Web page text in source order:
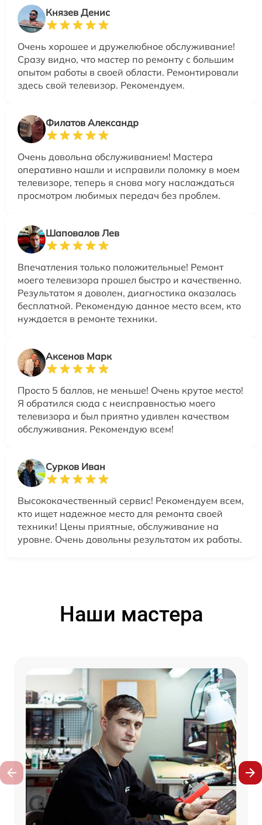
Князев Денис
Очень хорошее и дружелюбное обслуживание!
Сразу видно, что мастер по ремонту с большим
опытом работы в своей области. Ремонтировали
здесь свой телевизор. Рекомендуем.
Филатов Александр
Очень довольна обслуживанием! Мастера
оперативно нашли и исправили поломку в моем
телевизоре, теперь я снова могу наслаждаться
просмотром любимых передач без проблем.
Шаповалов Лев
Впечатления только положительные! Ремонт
моего телевизора прошел быстро и качественно.
Результатом я доволен, диагностика оказалась
бесплатной. Рекомендую данное место всем, кто
нуждается в ремонте техники.
Аксенов Марк
Просто 5 баллов, не меньше! Очень крутое место!
Я обратился сюда с неисправностью моего
телевизора и был приятно удивлен качеством
обслуживания. Рекомендую всем!
Сурков Иван
Высококачественный сервис! Рекомендуем всем,
кто ищет надежное место для ремонта своей
техники! Цены приятные, обслуживание на
уровне. Очень довольны результатом их работы.
Наши мастера